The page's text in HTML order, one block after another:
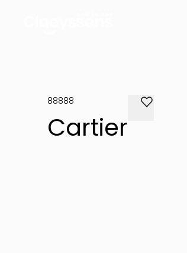
88888
Cartier